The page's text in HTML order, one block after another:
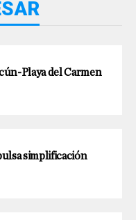
Playa del Carmen
simplificación